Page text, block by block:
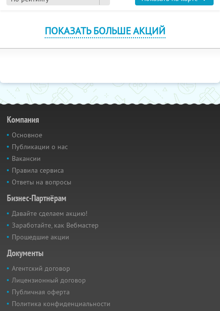
ПОКАЗАТЬ БОЛЬШЕ АКЦИЙ
Компания
Основное
Публикации о нас
Вакансии
Правила сервиса
Ответы на вопросы
Бизнес-Партнёрам
Давайте сделаем акцию!
Заработайте, как Вебмастер
Прошедшие акции
Документы
Агентский договор
Лицензионный договор
Публичная оферта
Политика конфиденциальности